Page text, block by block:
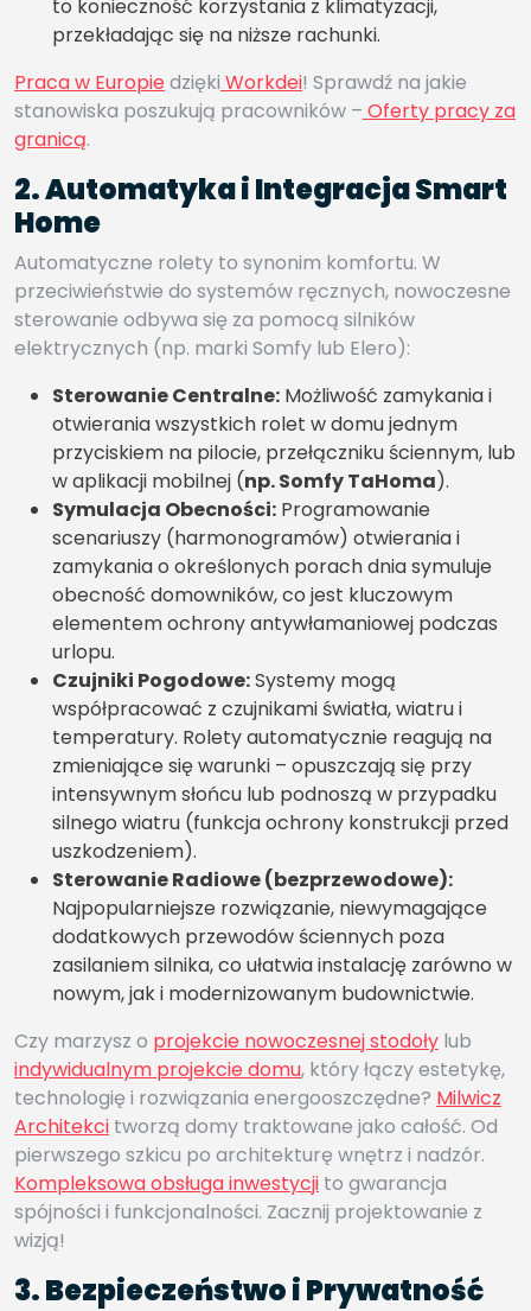
to konieczność korzystania z klimatyzacji,
przekładając się na niższe rachunki.
Praca w Europie dzięki Workdei! Sprawdź na jakie
stanowiska poszukują pracowników – Oferty pracy za
granicą.
2. Automatyka i Integracja Smart
Home
Automatyczne rolety to synonim komfortu. W
przeciwieństwie do systemów ręcznych, nowoczesne
sterowanie odbywa się za pomocą silników
elektrycznych (np. marki Somfy lub Elero):
Sterowanie Centralne: Możliwość zamykania i
otwierania wszystkich rolet w domu jednym
przyciskiem na pilocie, przełączniku ściennym, lub
w aplikacji mobilnej (np. Somfy TaHoma).
Symulacja Obecności: Programowanie
scenariuszy (harmonogramów) otwierania i
zamykania o określonych porach dnia symuluje
obecność domowników, co jest kluczowym
elementem ochrony antywłamaniowej podczas
urlopu.
Czujniki Pogodowe:Systemy mogą
współpracować z czujnikami światła, wiatru i
temperatury. Rolety automatycznie reagują na
zmieniające się warunki – opuszczają się przy
intensywnym słońcu lub podnoszą w przypadku
silnego wiatru (funkcja ochrony konstrukcji przed
uszkodzeniem).
Sterowanie Radiowe (bezprzewodowe):
Najpopularniejsze rozwiązanie, niewymagające
dodatkowych przewodów ściennych poza
zasilaniem silnika, co ułatwia instalację zarówno w
nowym, jak i modernizowanym budownictwie.
Czy marzysz o projekcie nowoczesnej stodoły lub
indywidualnym projekcie domu, który łączy estetykę,
technologię i rozwiązania energooszczędne? Milwicz
Architekci tworzą domy traktowane jako całość. Od
pierwszego szkicu po architekturę wnętrz i nadzór.
Kompleksowa obsługa inwestycji to gwarancja
spójności i funkcjonalności. Zacznij projektowanie z
wizją!
3. Bezpieczeństwo i Prywatność